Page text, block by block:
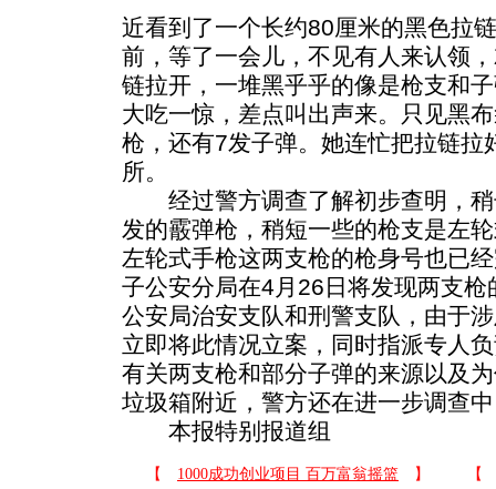
近看到了一个长约80厘米的黑色拉
前，等了一会儿，不见有人来认领
链拉开，一堆黑乎乎的像是枪支和
大吃一惊，差点叫出声来。只见黑
枪，还有7发子弹。她连忙把拉链拉
所。
经过警方调查了解初步查明，稍
发的霰弹枪，稍短一些的枪支是左
左轮式手枪这两支枪的枪身号也已
子公安分局在4月26日将发现两支
公安局治安支队和刑警支队，由于
立即将此情况立案，同时指派专人
有关两支枪和部分子弹的来源以及
垃圾箱附近，警方还在进一步调查
本报特别报道组